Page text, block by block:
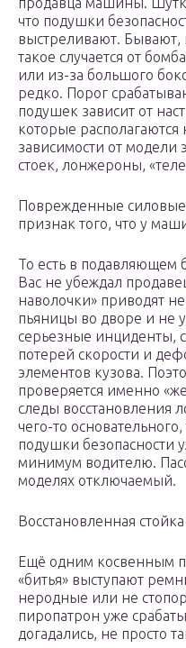
что подушки
выстреливают. Бывают,
такое случается от
или из-за большого
редко. Порог
подушек зависит от
которые располагаются
зависимости от модели
стоек, лонжероны,
Поврежденные
признак того, что у
То есть в подавляющем
Вас не убеждал
наволочки» приводят
пьяницы во дворе и не
серьезные инциденты,
потерей скорости и
элементов кузова.
проверяется именно
следы восстановления
чего-то
подушки безопасности
минимум водителю.
моделях отключаемый.
Восстановленная
Ещё одним косвенным
«битья» выступают
неродные или не
пиропатрон уже
догадались, не просто